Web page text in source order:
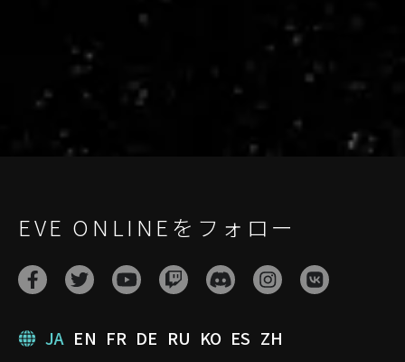
user-live.evetech.net/api/v1
EVE ONLINEをフォロー
JA EN FR DE RU KO ES ZH